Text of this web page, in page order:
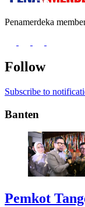
Penamerdeka
Follow
Subscribe to
Banten
Pemkot